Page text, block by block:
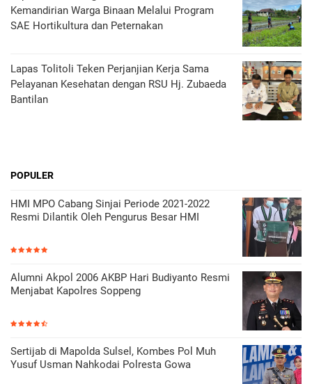
Kemandirian Warga Binaan Melalui Program
SAE Hortikultura dan Peternakan
Lapas Tolitoli Teken Perjanjian Kerja Sama
Pelayanan Kesehatan dengan RSU Hj. Zubaeda
Bantilan
POPULER
HMI MPO Cabang Sinjai Periode 2021-2022
Resmi Dilantik Oleh Pengurus Besar HMI
Alumni Akpol 2006 AKBP Hari Budiyanto Resmi
Menjabat Kapolres Soppeng
Sertijab di Mapolda Sulsel, Kombes Pol Muh
Yusuf Usman Nahkodai Polresta Gowa